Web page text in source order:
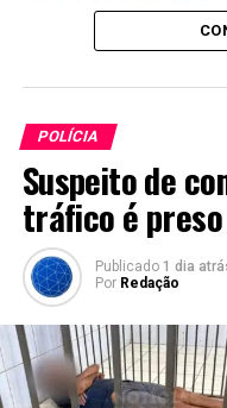
POLÍCIA
Suspeito de
tráfico é
Publicado 1 dia
Por Redação